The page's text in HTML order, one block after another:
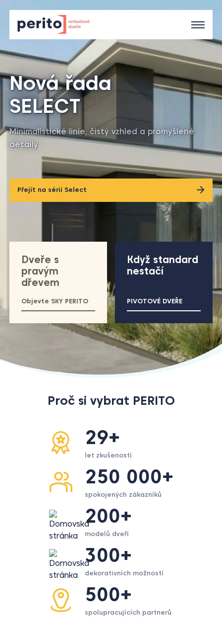
Nová řada
SELECT
Minimalistické linie, čistý vzhled a promyšlené
detaily
Přejít na sérii Select
Dveře s
pravým
dřevem
Objevte SKY PERITO
Když standard
nestačí
PIVOTOVÉ DVEŘE
Proč si vybrat PERITO
29+
let zkušeností
250 000+
spokojených zákazníků
200+
modelů dveří
300+
dekorativních možností
500+
spolupracujících partnerů
1